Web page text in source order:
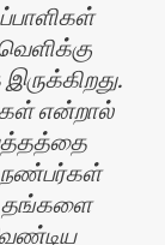
என்றால்
நண்பர்கள்
தங்களை